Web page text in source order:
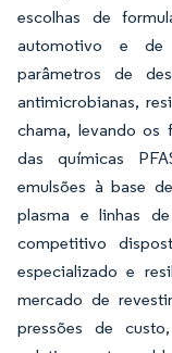
escolhas de
automotivo e de
parâmetros de
antimicrobianas,
chama, levando os
das químicas
emulsões à base
plasma e linhas
competitivo
especializado e
mercado de
pressões de